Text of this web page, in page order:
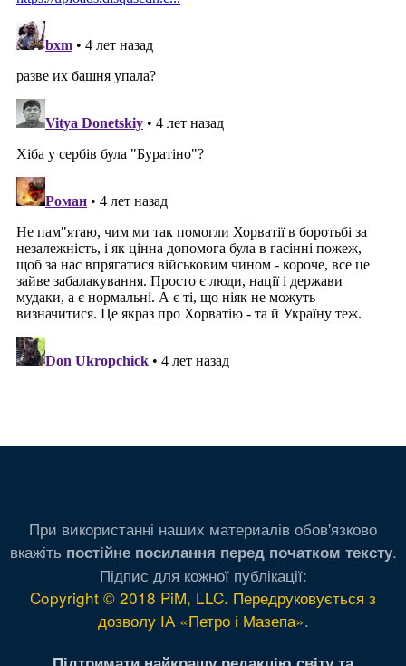
При використанні наших материалів обов'язково
вкажіть постійне посилання перед початком тексту.
Підпис для кожної публікації:
Copyright © 2018 PiM, LLC. Передруковується з
дозволу ІА «Петро і Мазепа».